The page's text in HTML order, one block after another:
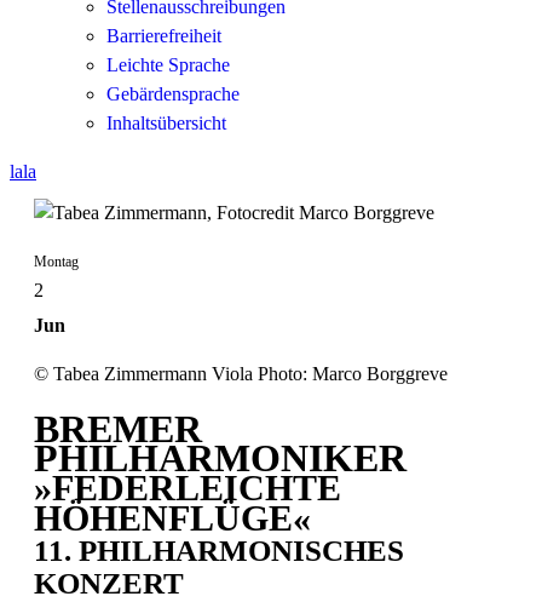
Stellenausschreibungen
Barrierefreiheit
Leichte Sprache
Gebärdensprache
Inhaltsübersicht
lala
Montag
2
Jun
© Tabea Zimmermann Viola Photo: Marco Borggreve
BREMER
PHILHARMONIKER
»FEDERLEICHTE
HÖHENFLÜGE«
11. PHILHARMONISCHES
KONZERT